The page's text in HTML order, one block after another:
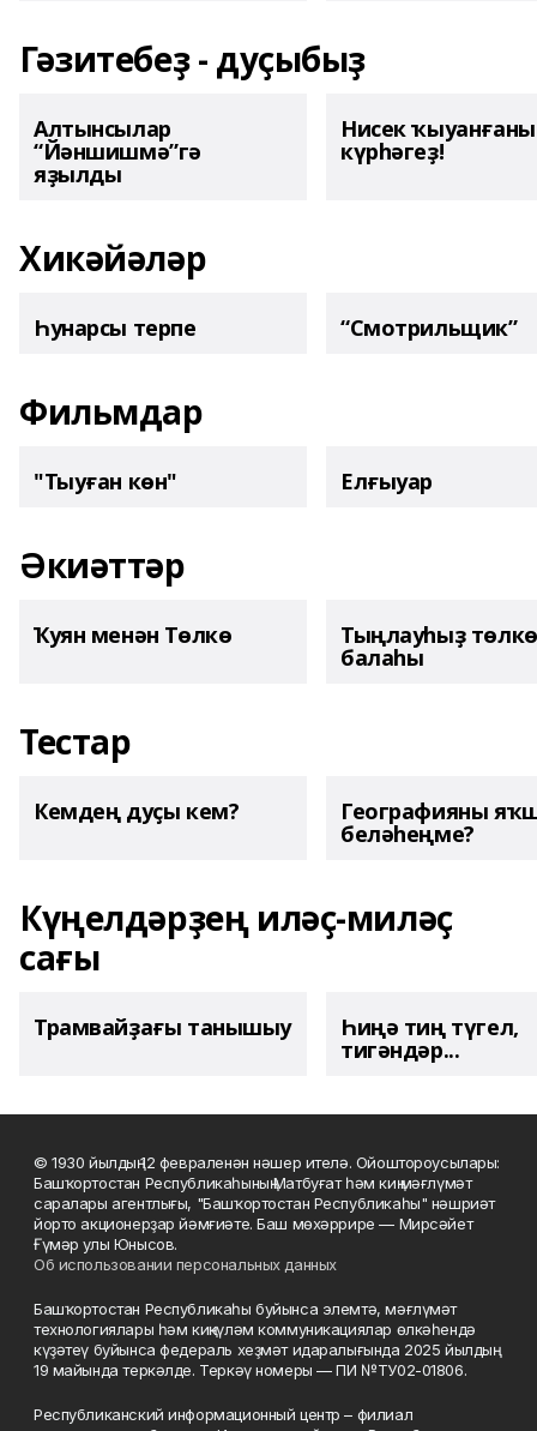
Гәзитебеҙ - дуҫыбыҙ
Алтынсылар
“Йәншишмә”гә
яҙылды
Нисек
күрһәгеҙ!
Хикәйәләр
Һунарсы терпе “Смотрильщик”
Фильмдар
"Тыуған көн" Елғыуар
Әкиәттәр
Ҡуян менән Төлкө Тыңлауһыҙ төлкө
балаһы
Тестар
Кемдең дуҫы кем? Географияны
беләһеңме?
Күңелдәрҙең иләҫ-миләҫ
сағы
Трамвайҙағы танышыу Һиңә тиң түгел,
тигәндәр...
© 1930 йылдың 12 февраленән нәшер ителә. Ойоштороусылары:
Башҡортостан Республикаһының Матбуғат һәм киң мәғлүмәт
саралары агентлығы, "Башҡортостан Республикаһы" нәшриәт
йорто акционерҙар йәмғиәте. Баш мөхәррире — Мирсәйет
Ғүмәр улы Юнысов.
Об использовании персональных данных
Башҡортостан Республикаһы буйынса элемтә, мәғлүмәт
технологиялары һәм киңкүләм коммуникациялар өлкәһендә
күҙәтеү буйынса федераль хеҙмәт идаралығында 2025 йылдың
19 майында теркәлде. Теркәү номеры — ПИ №ТУ02-01806.
Республиканский информационный центр – филиал